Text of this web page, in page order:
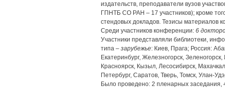
издательств, преподаватели вузов
ГПНТБ СО РАН – 17 участников); кроме
стендовых докладов. Тезисы материалов
Среди участников конференции: 6
Участники представляли библиотеки,
типа – зарубежье: Киев, Прага; Россия:
Екатеринбург, Железногорск,
Красноярск, Кызыл, Лесосибирск,
Петербург, Саратов, Тверь, Томск, Улан-
Было проведено: 2 пленарных заседания,